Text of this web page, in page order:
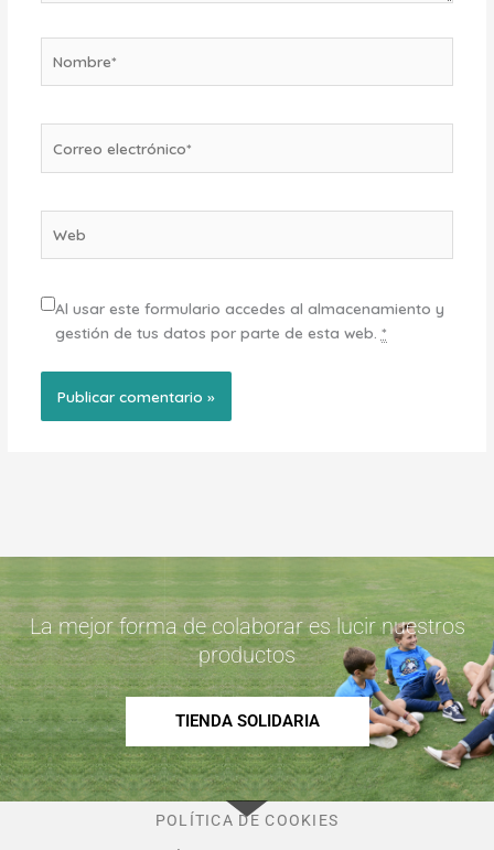
electrónico*
Al usar este formulario accedes al almacenamiento y
gestión de tus datos por parte de esta web. *
La mejor forma de colaborar es lucir nuestros
productos
TIENDA SOLIDARIA
POLÍTICA DE COOKIES